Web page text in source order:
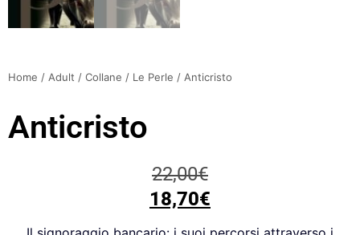
Home / Adult / Collane / Le Perle / Anticristo
Anticristo
22,00€
18,70€